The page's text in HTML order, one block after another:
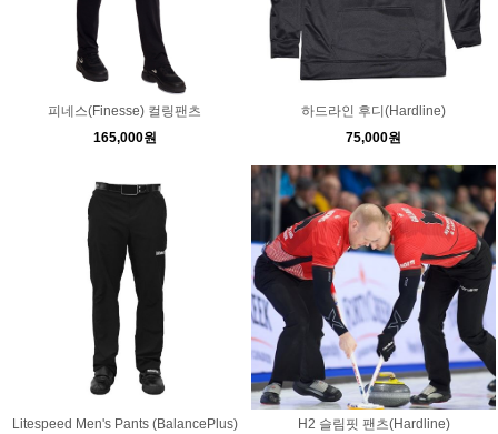
피네스(Finesse) 컬링팬츠
165,000원
하드라인 후디(Hardline)
75,000원
Litespeed Men's Pants (BalancePlus)
H2 슬림핏 팬츠(Hardline)